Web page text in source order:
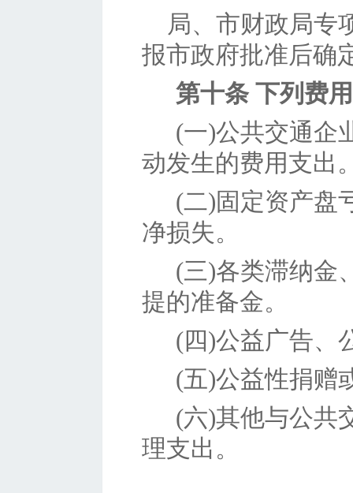
局、市财政局专
报市政府批准后确
第十条 下列费
(一)公共交通企
动发生的费用支出
(二)固定资产盘
净损失。
(三)各类滞纳金
提的准备金。
(四)公益广告、
(五)公益性捐赠
(六)其他与公共
理支出。